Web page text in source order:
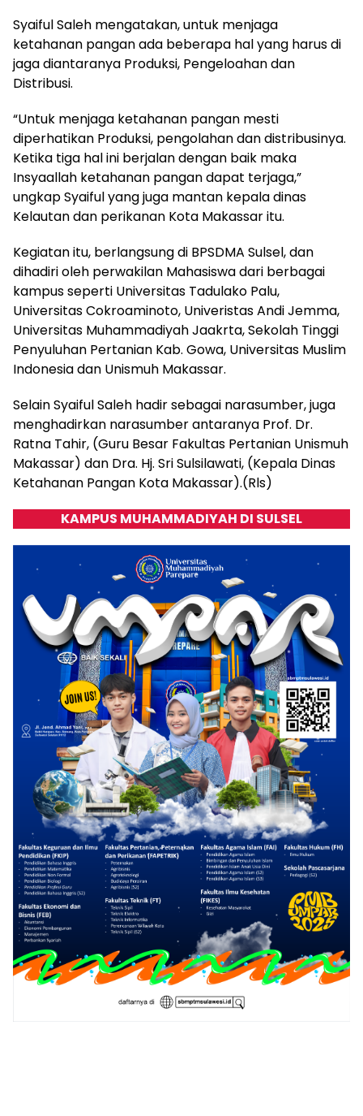
Syaiful Saleh mengatakan, untuk menjaga
ketahanan pangan ada beberapa hal yang harus di
jaga diantaranya Produksi, Pengeloahan dan
Distribusi.
“Untuk menjaga ketahanan pangan mesti
diperhatikan Produksi, pengolahan dan distribusinya.
Ketika tiga hal ini berjalan dengan baik maka
Insyaallah ketahanan pangan dapat terjaga,”
ungkap Syaiful yang juga mantan kepala dinas
Kelautan dan perikanan Kota Makassar itu.
Kegiatan itu, berlangsung di BPSDMA Sulsel, dan
dihadiri oleh perwakilan Mahasiswa dari berbagai
kampus seperti Universitas Tadulako Palu,
Universitas Cokroaminoto, Univeristas Andi Jemma,
Universitas Muhammadiyah Jaakrta, Sekolah Tinggi
Penyuluhan Pertanian Kab. Gowa, Universitas Muslim
Indonesia dan Unismuh Makassar.
Selain Syaiful Saleh hadir sebagai narasumber, juga
menghadirkan narasumber antaranya Prof. Dr.
Ratna Tahir, (Guru Besar Fakultas Pertanian Unismuh
Makassar) dan Dra. Hj. Sri Sulsilawati, (Kepala Dinas
Ketahanan Pangan Kota Makassar).(Rls)
KAMPUS MUHAMMADIYAH DI SULSEL